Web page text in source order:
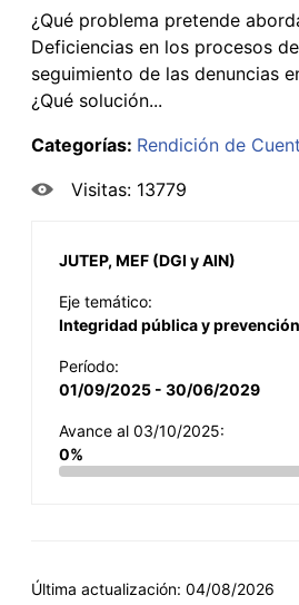
¿Qué problema pretende
Deficiencias en los procesos
seguimiento de las denuncias
¿Qué solución...
Categorías: Rendición de
Visitas: 13779
JUTEP, MEF (DGI y AIN)
Eje temático:
Integridad pública y
Período:
01/09/2025 - 30/06/2029
Avance al 03/10/2025:
0%
Última actualización: 04/08/2026